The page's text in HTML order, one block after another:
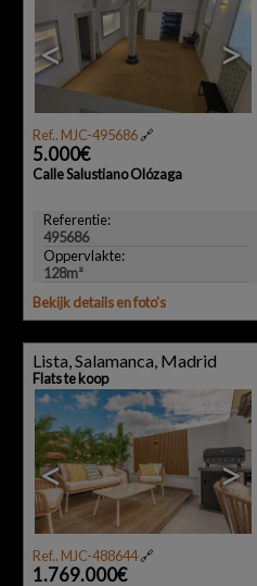
< >
Ref.. MJC-495686🔗
5.000€
Calle Salustiano Olózaga
Referentie:
495686
Oppervlakte:
128m²
Bekijk details en foto's
Lista, Salamanca, Madrid
Flats te koop
< >
Ref.. MJC-488644🔗
1.769.000€